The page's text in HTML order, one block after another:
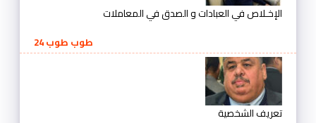
الإخـلاص في العبادات و الصدق في المعاملات
طوب طوب 24
تعريف الشخصية